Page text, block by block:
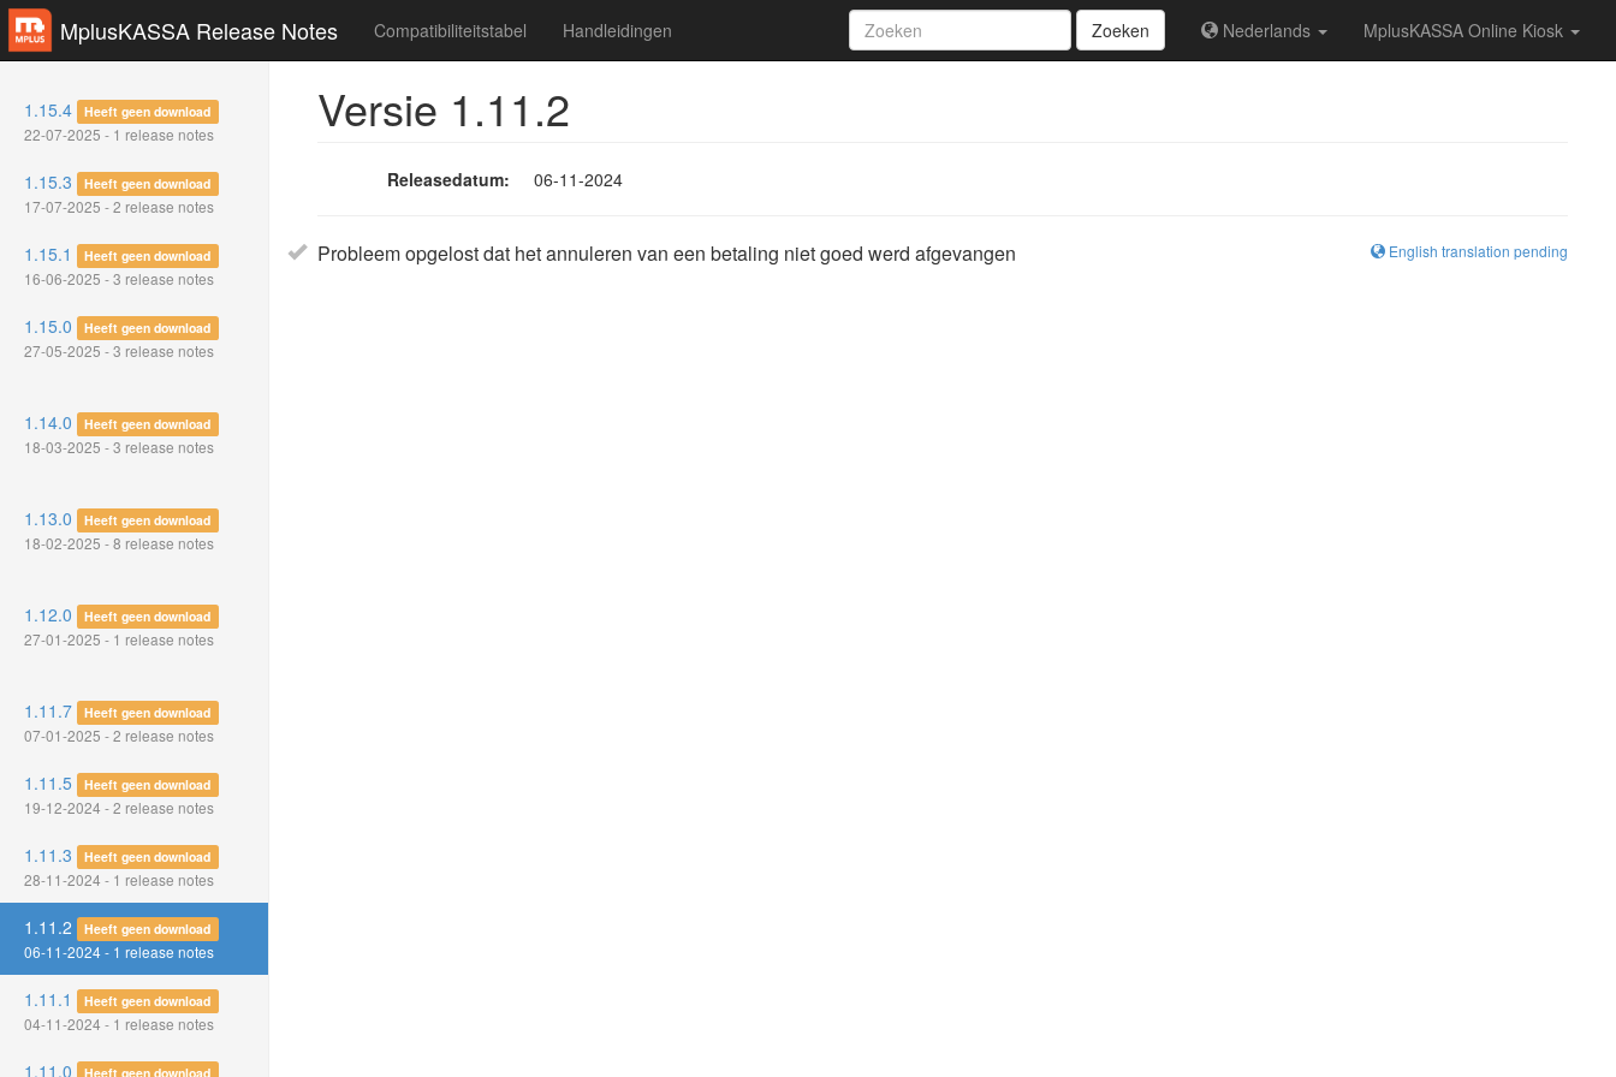
MplusKASSA Release Notes Zoeken Nederlands MplusKASSA Online Kiosk
Compatibiliteitstabel Handleidingen
1.15.4 Heeft geen download
22-07-2025 - 1 release notes
1.15.3 Heeft geen download
17-07-2025 - 2 release notes
1.15.1 Heeft geen download
16-06-2025 - 3 release notes
1.15.0 Heeft geen download
27-05-2025 - 3 release notes
1.14.0 Heeft geen download
18-03-2025 - 3 release notes
1.13.0 Heeft geen download
18-02-2025 - 8 release notes
1.12.0 Heeft geen download
27-01-2025 - 1 release notes
1.11.7 Heeft geen download
07-01-2025 - 2 release notes
1.11.5 Heeft geen download
19-12-2024 - 2 release notes
1.11.3 Heeft geen download
28-11-2024 - 1 release notes
1.11.2 Heeft geen download
06-11-2024 - 1 release notes
1.11.1 Heeft geen download
04-11-2024 - 1 release notes
1.11.0 Heeft geen download
Versie 1.11.2
Releasedatum: 06-11-2024
English translation pending
Probleem opgelost dat het annuleren van een betaling niet goed werd afgevangen